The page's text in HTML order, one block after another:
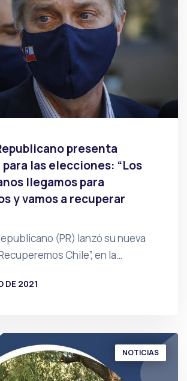
presenta
para las elecciones: “Los
llegamos para
y vamos a recuperar
(PR) lanzó su nueva
Chile”, en la…
DE 2021
NOTICIAS